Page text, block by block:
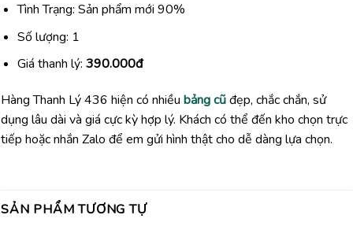
Tình Trạng: Sản phẩm mới 90%
Số lượng: 1
Giá thanh lý: 390.000đ
Hàng Thanh Lý 436 hiện có nhiều bảng cũđẹp, chắc chắn, sử
dụng lâu dài và giá cực kỳ hợp lý. Khách có thể đến kho chọn trực
tiếp hoặc nhắn Zalo để em gửi hình thật cho dễ dàng lựa chọn.
SẢN PHẨM TƯƠNG TỰ